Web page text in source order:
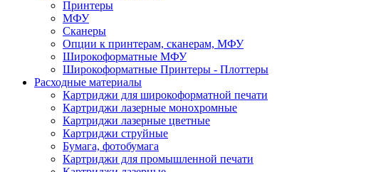
Принтеры
МФУ
Сканеры
Опции к принтерам, сканерам, МФУ
Широкоформатные МФУ
Широкоформатные Принтеры - Плоттеры
Расходные материалы
Картриджи для широкоформатной печати
Картриджи лазерные монохромные
Картриджи лазерные цветные
Картриджи струйные
Бумага, фотобумага
Картриджи для промышленной печати